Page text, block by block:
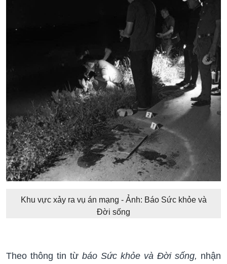
Khu vực xảy ra vụ án mạng - Ảnh: Báo Sức khỏe và
Đời sống
Theo thông tin từ báo Sức khỏe và Đời sống, nhận